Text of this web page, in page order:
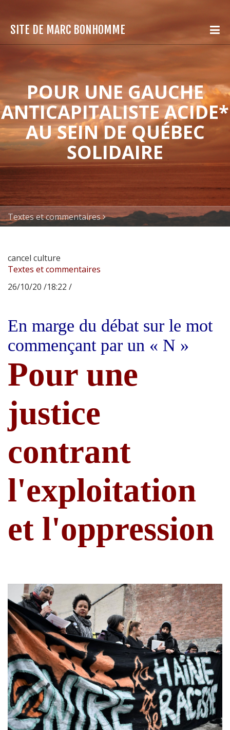
SITE DE MARC BONHOMME
POUR UNE GAUCHE
ANTICAPITALISTE ACIDE*
AU SEIN DE QUÉBEC
SOLIDAIRE
Textes et commentaires
cancel culture
Textes et commentaires
26/10/20 /18:22 /
En marge du débat sur le mot
commençant par un « N »
Pour une
justice
contrant
l'exploitation
et l'oppression